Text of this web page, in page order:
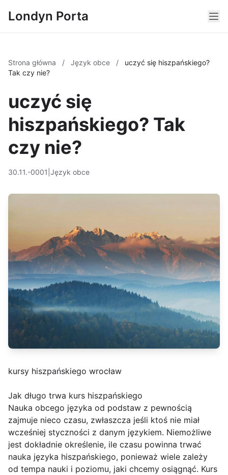
Londyn Porta
Strona główna / Język obce /
uczyć się hiszpańskiego?
Tak czy nie?
uczyć się
hiszpańskiego? Tak
czy nie?
30.11.-0001 Język obce
kursy hiszpańskiego wrocław
Jak długo trwa kurs hiszpańskiego
Nauka obcego języka od podstaw z pewnością
zajmuje nieco czasu, zwłaszcza jeśli ktoś nie miał
wcześniej styczności z danym językiem. Niemożliwe
jest dokładnie określenie, ile czasu powinna trwać
nauka języka hiszpańskiego, ponieważ wiele zależy
od tempa nauki i poziomu, jaki chcemy osiągnąć. Kurs